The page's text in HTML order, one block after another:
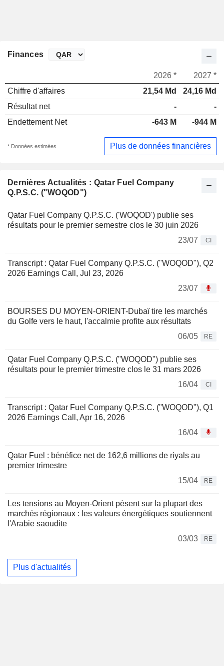
Dernières Actualités : Qatar Fuel Company
Q.P.S.C. ("WOQOD")
Qatar Fuel Company Q.P.S.C. ('WOQOD') publie ses
résultats pour le premier semestre clos le 30 juin 2026
23/07
CI
Transcript : Qatar Fuel Company Q.P.S.C. ("WOQOD"), Q2
2026 Earnings Call, Jul 23, 2026
23/07
BOURSES DU MOYEN-ORIENT-Dubaï tire les marchés
du Golfe vers le haut, l'accalmie profite aux résultats
06/05
RE
Qatar Fuel Company Q.P.S.C. ("WOQOD") publie ses
résultats pour le premier trimestre clos le 31 mars 2026
16/04
CI
Transcript : Qatar Fuel Company Q.P.S.C. ("WOQOD"), Q1
2026 Earnings Call, Apr 16, 2026
16/04
Qatar Fuel : bénéfice net de 162,6 millions de riyals au
premier trimestre
15/04
RE
Les tensions au Moyen-Orient pèsent sur la plupart des
marchés régionaux : les valeurs énergétiques soutiennent
l'Arabie saoudite
03/03
RE
Plus d'actualités
Finances
2026 *
2027 *
Chiffre d'affaires
21,54 Md
24,16 Md
Résultat net
-
-
Endettement Net
-643 M -944 M
* Données estimées Plus de données financières